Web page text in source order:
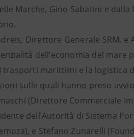
Marche, Gino Sabatini e
Direttore Generale SRM,
dell’economia del
trasporti marittimi e la logistica
sulle quali hanno preso
(Direttore Commerciale
dell’Autorità di Sistema
e Stefano Zunarelli